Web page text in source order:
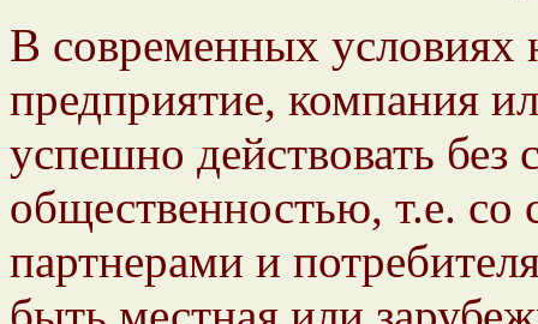
В современных условиях
предприятие, компания
успешно действовать без
общественностью, т.е.
партнерами и